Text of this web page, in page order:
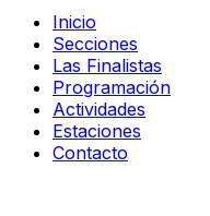
Inicio
Secciones
Las Finalistas
Programación
Actividades
Estaciones
Contacto